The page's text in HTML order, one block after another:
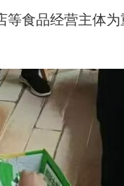
食品经营主体